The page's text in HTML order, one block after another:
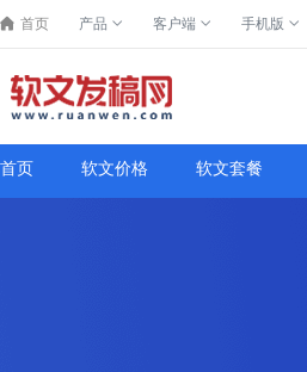
首页 产品 客户端 手机版
首页 软文价格 软文套餐